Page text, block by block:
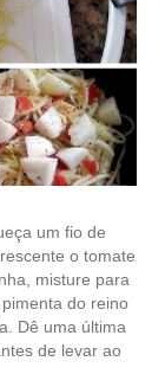
um fio de
o tomate
misture para
do reino
Dê uma última
de levar ao